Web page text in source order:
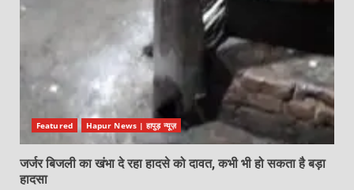
Featured Hapur News | हापुड़ न्यूज़
जर्जर बिजली का खंभा दे रहा हादसे को दावत, कभी भी हो सकता है बड़ा
हादसा